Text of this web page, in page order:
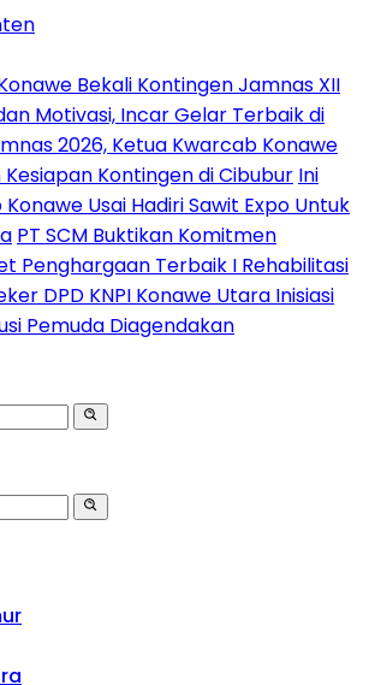
Bekali Kontingen Jamnas XII
Motivasi, Incar Gelar Terbaik di
2026, Ketua Kwarcab Konawe
Kesiapan Kontingen di Cibubur Ini
Usai Hadiri Sawit Expo Untuk
PT SCM Buktikan Komitmen
Penghargaan Terbaik I Rehabilitasi
DPD KNPI Konawe Utara Inisiasi
Pemuda Diagendakan